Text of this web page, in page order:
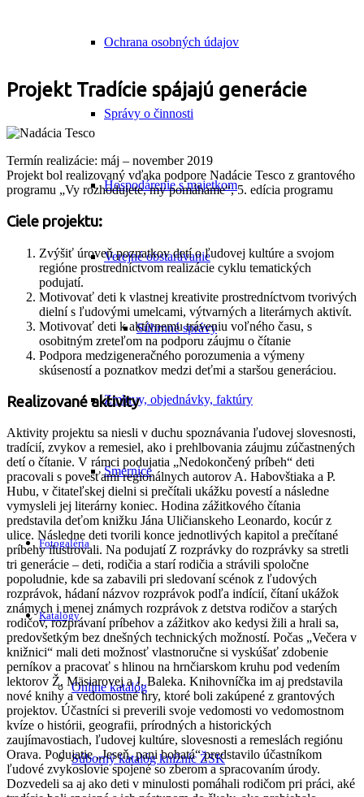
Ochrana osobných údajov
Správy o činnosti
Hospodárenie s majetkom
Verejné obstarávanie
Súhrnné správy
Zmluvy, objednávky, faktúry
Smernice
Fotogaléria
Katalógy
Online katalóg
Súborný katalóg knižníc ŽSK
Projekt Tradície spájajú generácie
Termín realizácie: máj – november 2019
Projekt bol realizovaný vďaka podpore Nadácie Tesco z grantového
programu „Vy rozhodujete, my pomáhame“, 5. edícia programu
Ciele projektu:
Zvýšiť úroveň poznatkov detí o ľudovej kultúre a svojom
regióne prostredníctvom realizácie cyklu tematických
podujatí.
Motivovať deti k vlastnej kreativite prostredníctvom tvorivých
dielní s ľudovými umelcami, výtvarných a literárnych aktivít.
Motivovať deti k aktívnemu tráveniu voľného času, s
osobitným zreteľom na podporu záujmu o čítanie
Podpora medzigeneračného porozumenia a výmeny
skúseností a poznatkov medzi deťmi a staršou generáciou.
Realizované aktivity
Aktivity projektu sa niesli v duchu spoznávania ľudovej slovesnosti,
tradícií, zvykov a remesiel, ako i prehlbovania záujmu zúčastnených
detí o čítanie. V rámci podujatia „Nedokončený príbeh“ deti
pracovali s povesťami regionálnych autorov A. Habovštiaka a P.
Hubu, v čitateľskej dielni si prečítali ukážku povestí a následne
vymysleli jej literárny koniec. Hodina zážitkového čítania
predstavila deťom knižku Jána Uličianskeho Leonardo, kocúr z
ulice. Následne deti tvorili konce jednotlivých kapitol a prečítané
príbehy ilustrovali. Na podujatí Z rozprávky do rozprávky sa stretli
tri generácie – deti, rodičia a starí rodičia a strávili spoločne
popoludnie, kde sa zabavili pri sledovaní scénok z ľudových
rozprávok, hádaní názvov rozprávok podľa indícií, čítaní ukážok
známych i menej známych rozprávok z detstva rodičov a starých
rodičov, rozprávaní príbehov a zážitkov ako kedysi žili a hrali sa,
predovšetkým bez dnešných technických možností. Počas „Večera v
knižnici“ mali deti možnosť vlastnoručne si vyskúšať zdobenie
perníkov a pracovať s hlinou na hrnčiarskom kruhu pod vedením
lektorov Ž. Mäsiarovej a J. Baleka. Knihovníčka im aj predstavila
nové knihy a vedomostné hry, ktoré boli zakúpené z grantových
projektov. Účastníci si preverili svoje vedomosti vo vedomostnom
kvíze o histórii, geografii, prírodných a historických
zaujímavostiach, ľudovej kultúre, slovesnosti a remeslách regiónu
Orava. Podujatie „Jeseň, pani bohatá“ predstavilo účastníkom
ľudové zvykoslovie spojené so zberom a spracovaním úrody.
Dozvedeli sa aj ako deti v minulosti pomáhali rodičom pri práci, aké